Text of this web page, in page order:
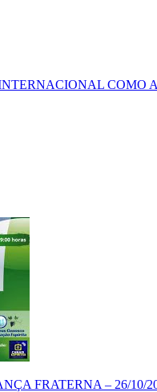
COMO
FRATERNA – 26/10/